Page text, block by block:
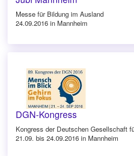
Messe für Bildung im Ausland
24.09.2016 in Mannheim
DGN-Kongress
Kongress der Deutschen Gesellschaft
21.09. bis 24.09.2016 in Mannheim